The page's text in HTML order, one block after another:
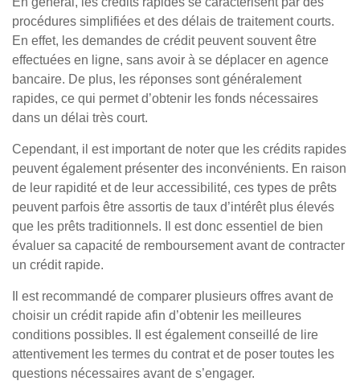
procédures simplifiées et des délais de traitement courts.
En effet, les demandes de crédit peuvent souvent être
effectuées en ligne, sans avoir à se déplacer en agence
bancaire. De plus, les réponses sont généralement
rapides, ce qui permet d’obtenir les fonds nécessaires
dans un délai très court.
Cependant, il est important de noter que les crédits rapides
peuvent également présenter des inconvénients. En raison
de leur rapidité et de leur accessibilité, ces types de prêts
peuvent parfois être assortis de taux d’intérêt plus élevés
que les prêts traditionnels. Il est donc essentiel de bien
évaluer sa capacité de remboursement avant de contracter
un crédit rapide.
Il est recommandé de comparer plusieurs offres avant de
choisir un crédit rapide afin d’obtenir les meilleures
conditions possibles. Il est également conseillé de lire
attentivement les termes du contrat et de poser toutes les
questions nécessaires avant de s’engager.